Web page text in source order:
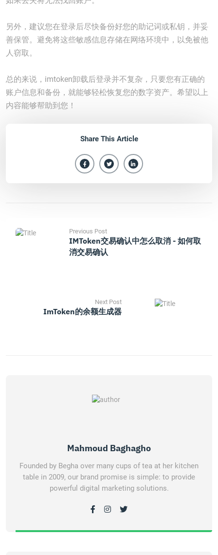
另外，建议您在登录后尽快备份好您的助记词或私钥，并妥
善保管。避免将这些敏感信息存储在网络环境中，以免被他
人窃取。
总的来说，imtoken卸载后登录并不复杂，只要您有正确的
账户信息和备份，就能够轻松恢复您的数字资产。希望以上
内容能够帮助到您！
Share This Article
Previous Post
IMToken交易确认中怎么取消 - 如何取
消交易确认
Next Post
ImToken的余额生成器
Mahmoud Baghagho
Founded by Begha over many cups of tea at her kitchen
table in 2009, our brand promise is simple: to provide
powerful digital marketing solutions.